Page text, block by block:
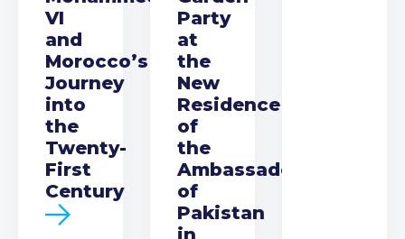
VI
and
Morocco’s
Journey
into
the
Twenty-
First
Century
Party
at
the
New
Residence
of
the
Ambassador
of
Pakistan
in